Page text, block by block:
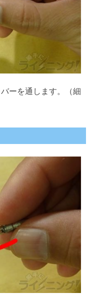
ーを通します。（細